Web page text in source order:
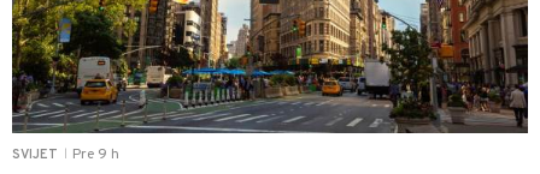
SVIJET Pre 9 h